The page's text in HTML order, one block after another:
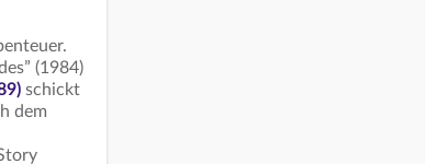
(1984)
schickt
dem